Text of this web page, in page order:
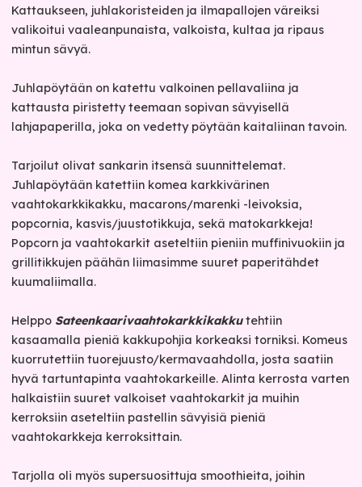
Kattaukseen, juhlakoristeiden ja ilmapallojen väreiksi
valikoitui vaaleanpunaista, valkoista, kultaa ja ripaus
mintun sävyä.
Juhlapöytään on katettu valkoinen pellavaliina ja
kattausta piristetty teemaan sopivan sävyisellä
lahjapaperilla, joka on vedetty pöytään kaitaliinan tavoin.
Tarjoilut olivat sankarin itsensä suunnittelemat.
Juhlapöytään katettiin komea karkkivärinen
vaahtokarkkikakku, macarons/marenki -leivoksia,
popcornia, kasvis/juustotikkuja, sekä matokarkkeja!
Popcorn ja vaahtokarkit aseteltiin pieniin muffinivuokiin ja
grillitikkujen päähän liimasimme suuret paperitähdet
kuumaliimalla.
Helppo Sateenkaarivaahtokarkkikakkutehtiin
kasaamalla pieniä kakkupohjia korkeaksi torniksi. Komeus
kuorrutettiin tuorejuusto/kermavaahdolla, josta saatiin
hyvä tartuntapinta vaahtokarkeille. Alinta kerrosta varten
halkaistiin suuret valkoiset vaahtokarkit ja muihin
kerroksiin aseteltiin pastellin sävyisiä pieniä
vaahtokarkkeja kerroksittain.
Tarjolla oli myös supersuosittuja smoothieita, joihin